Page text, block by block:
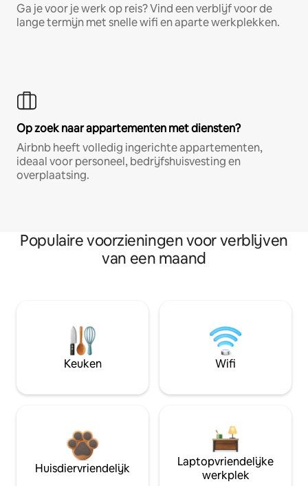
Ga je voor je werk op reis? Vind een verblijf voor de
lange termijn met snelle wifi en aparte werkplekken.
Op zoek naar appartementen met diensten?
Airbnb heeft volledig ingerichte appartementen,
ideaal voor personeel, bedrijfshuisvesting en
overplaatsing.
Populaire voorzieningen voor verblijven
van een maand
Keuken Wifi
Huisdiervriendelijk
Laptopvriendelijke
werkplek